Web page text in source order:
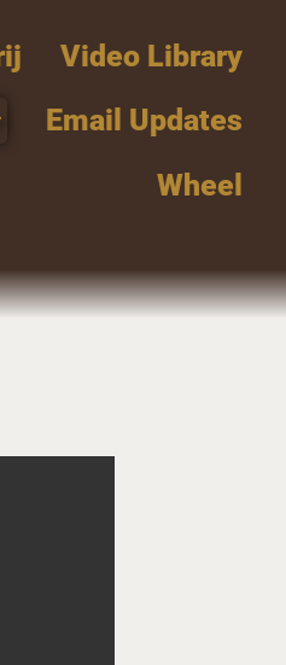
Video Library
Email Updates
Wheel